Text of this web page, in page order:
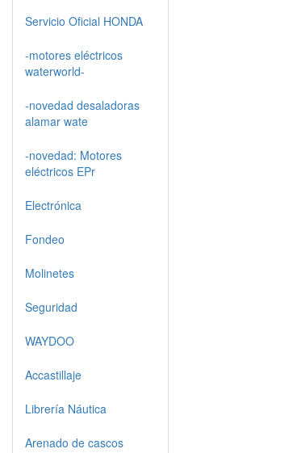
Servicio Oficial HONDA
-motores eléctricos
waterworld-
-novedad desaladoras
alamar wate
-novedad: Motores
eléctricos EPr
Electrónica
Fondeo
Molinetes
Seguridad
WAYDOO
Accastillaje
Librería Náutica
Arenado de cascos